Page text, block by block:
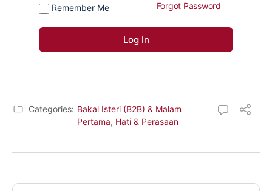
Remember Me Forgot Password
Categories: Bakal Isteri (B2B) & Malam
Pertama, Hati & Perasaan